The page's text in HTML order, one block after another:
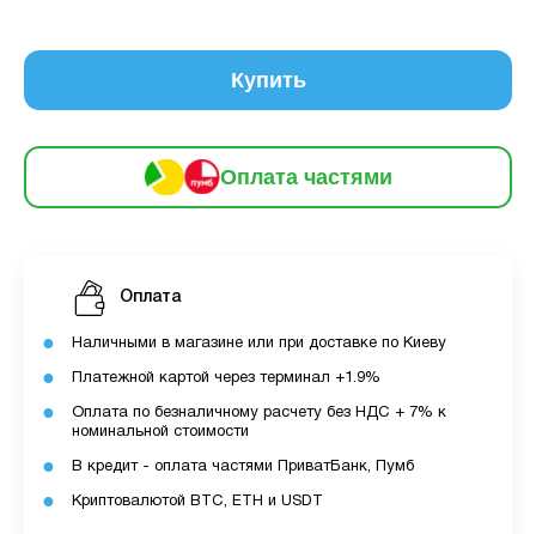
Купить
Оплата частями
Для оформлення розстрочки вам необхідно
Максимальна сума розстрочки дорівнює
З боку ПУМБ немає жодних прихованих комісій
чи прихованих платежів.
MyCloudStore.
Оплата
Наличными в магазине или при доставке по Киеву
Платежной картой через терминал +1.9%
Оплата по безналичному расчету без НДС + 7% к
номинальной стоимости
В кредит - оплата частями ПриватБанк, Пумб
Криптовалютой BTC, ETH и USDT